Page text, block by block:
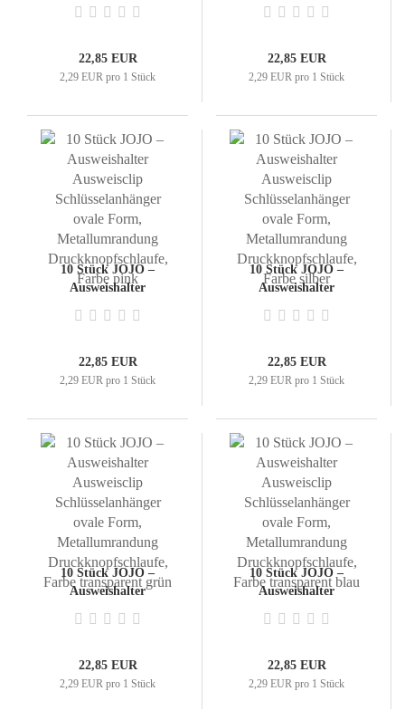
Schlüsselanhänger ovale
Metallumrandung
Druckknopfschlaufe,
22,85 EUR
2,29 EUR pro 1 Stück
Schlüsselanhänger ovale
Metallumrandung
Druckknopfschlaufe,
22,85 EUR
2,29 EUR pro 1 Stück
10 Stück JOJO –
Ausweishalter
Schlüsselanhänger ovale
Metallumrandung
Druckknopfschlaufe,
22,85 EUR
2,29 EUR pro 1 Stück
10 Stück JOJO –
Ausweishalter
Schlüsselanhänger ovale
Metallumrandung
Druckknopfschlaufe,
22,85 EUR
2,29 EUR pro 1 Stück
10 Stück JOJO –
Ausweishalter
Schlüsselanhänger ovale
Metallumrandung
Druckknopfschlaufe,
22,85 EUR
2,29 EUR pro 1 Stück
10 Stück JOJO –
Ausweishalter
Schlüsselanhänger ovale
Metallumrandung
Druckknopfschlaufe,
22,85 EUR
2,29 EUR pro 1 Stück